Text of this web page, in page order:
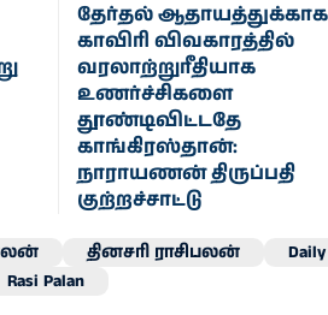
தேர்தல் ஆதாயத்துக்காக
காவிரி விவகாரத்தில்
வரலாற்றுரீதியாக
உணர்ச்சிகளை
தூண்டிவிட்டதே
காங்கிரஸ்தான்:
நாராயணன் திருப்பதி
குற்றச்சாட்டு
தினசரி ராசிபலன்
Rasi Palan